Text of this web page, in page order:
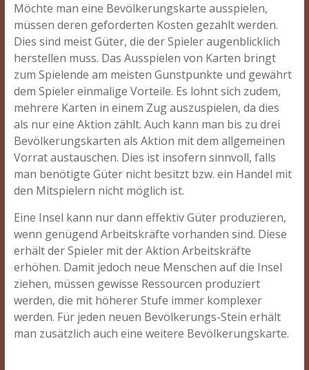
Möchte man eine Bevölkerungskarte ausspielen,
müssen deren geforderten Kosten gezahlt werden.
Dies sind meist Güter, die der Spieler augenblicklich
herstellen muss. Das Ausspielen von Karten bringt
zum Spielende am meisten Gunstpunkte und gewährt
dem Spieler einmalige Vorteile. Es lohnt sich zudem,
mehrere Karten in einem Zug auszuspielen, da dies
als nur eine Aktion zählt. Auch kann man bis zu drei
Bevölkerungskarten als Aktion mit dem allgemeinen
Vorrat austauschen. Dies ist insofern sinnvoll, falls
man benötigte Güter nicht besitzt bzw. ein Handel mit
den Mitspielern nicht möglich ist.
Eine Insel kann nur dann effektiv Güter produzieren,
wenn genügend Arbeitskräfte vorhanden sind. Diese
erhält der Spieler mit der Aktion Arbeitskräfte
erhöhen. Damit jedoch neue Menschen auf die Insel
ziehen, müssen gewisse Ressourcen produziert
werden, die mit höherer Stufe immer komplexer
werden. Für jeden neuen Bevölkerungs-Stein erhält
man zusätzlich auch eine weitere Bevölkerungskarte.